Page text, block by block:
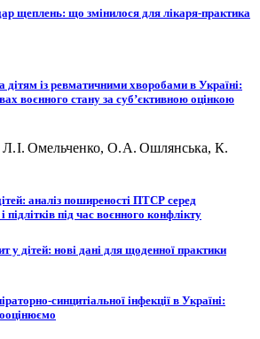
щеплень: що змінилося для лікаря-практика
із ревматичними хворобами в Україні:
воєнного стану за суб’єктивною оцінкою
І. Омельченко, О. А. Ошлянська, К.
аналіз поширеності ПТСР серед
підлітків під час воєнного конфлікту
у дітей: нові дані для щоденної практики
синцитіальної інфекції в Україні: